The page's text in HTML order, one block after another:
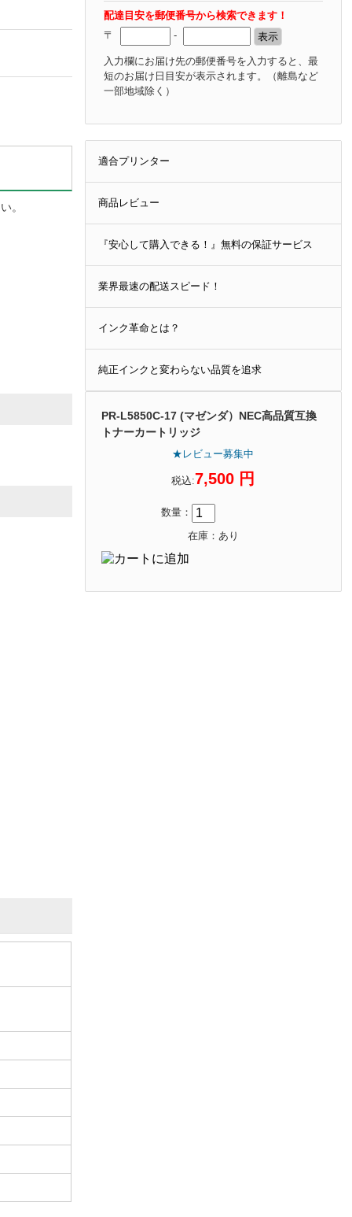
配達目安を郵便番号から検索できます！
〒
-
入力欄にお届け先の郵便番号を入力すると、最
短のお届け日目安が表示されます。
（離島など
一部地域除く）
適合プリンター
商品レビュー
『安心して購入できる！』無料の保証サービス
業界最速の配送スピード！
インク革命とは？
純正インクと変わらない品質を追求
PR-L5850C-17 (マゼンダ）NEC高品質互換
トナーカートリッジ
★レビュー募集中
税込:7,500 円
数量：
在庫：あり
。